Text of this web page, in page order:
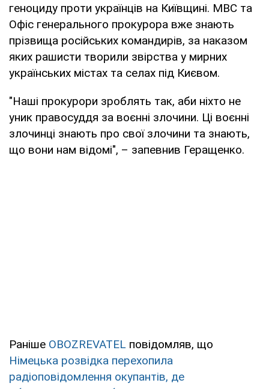
геноциду проти українців на Київщині. МВС та
Офіс генерального прокурора вже знають
прізвища російських командирів, за наказом
яких рашисти творили звірства у мирних
українських містах та селах під Києвом.
"Наші прокурори зроблять так, аби ніхто не
уник правосуддя за воєнні злочини. Ці воєнні
злочинці знають про свої злочини та знають,
що вони нам відомі", – запевнив Геращенко.
Раніше OBOZREVATEL повідомляв, що
Німецька розвідка перехопила
радіоповідомлення окупантів, де